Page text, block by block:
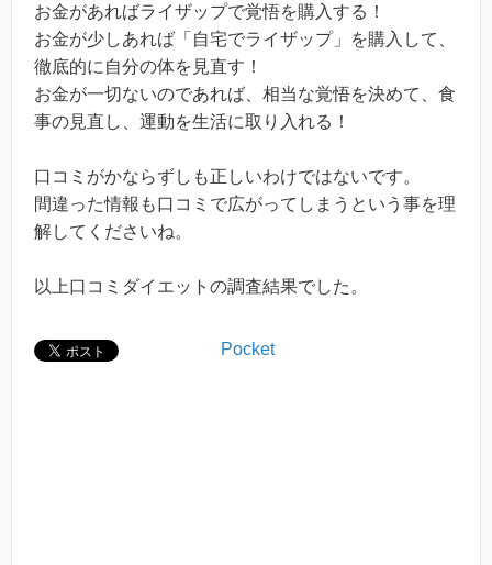
お金があればライザップで覚悟を購入する！
お金が少しあれば「自宅でライザップ」を購入して、
徹底的に自分の体を見直す！
お金が一切ないのであれば、相当な覚悟を決めて、食
事の見直し、運動を生活に取り入れる！
口コミがかならずしも正しいわけではないです。
間違った情報も口コミで広がってしまうという事を理
解してくださいね。
以上口コミダイエットの調査結果でした。
Pocket